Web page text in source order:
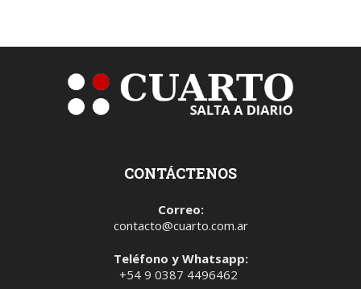
CONTÁCTENOS
Correo:
contacto@cuarto.com.ar
Teléfono y Whatsapp:
+54 9 0387 4496462